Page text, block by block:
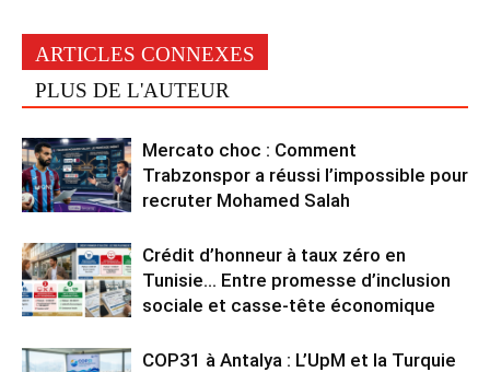
ARTICLES CONNEXES
PLUS DE L'AUTEUR
Mercato choc : Comment
Trabzonspor a réussi l’impossible pour
recruter Mohamed Salah
Crédit d’honneur à taux zéro en
Tunisie… Entre promesse d’inclusion
sociale et casse-tête économique
COP31 à Antalya : L’UpM et la Turquie